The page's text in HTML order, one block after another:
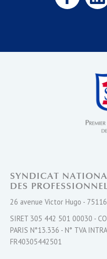
SYNDICAT
DES
26 avenue Victor Hugo - 75116
SIRET 305 442 501 00030 -
PARIS N°13.336 - N° TVA
FR40305442501